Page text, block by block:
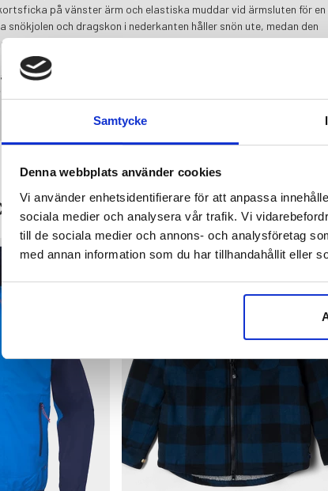
Samtycke
Denna webbplats använder cookies
Vi använder enhetsidentifierare för att anpassa
sociala medier och analysera vår trafik. Vi
till de sociala medier och annons- och analysföretag
med annan information som du har tillhandahållit eller
på vänster ärm och elastiska muddar vid ärmsluten för en
snökjolen och dragskon i nederkanten håller snön ute, medan den
extra mångsidighet.
sömmar för extra skydd är Moliden lätt vadderade skidjacka ett
för barn, och erbjuder den komfort och det skydd som behövs för
ÄR INTRESSERAD AV